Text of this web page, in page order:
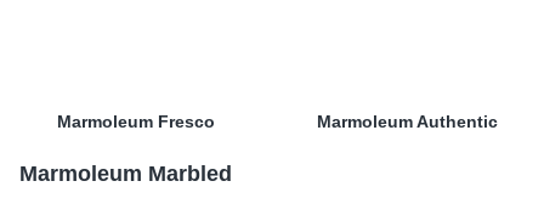
Marmoleum Marbled
Marmoleum Fresco Marmoleum Authentic